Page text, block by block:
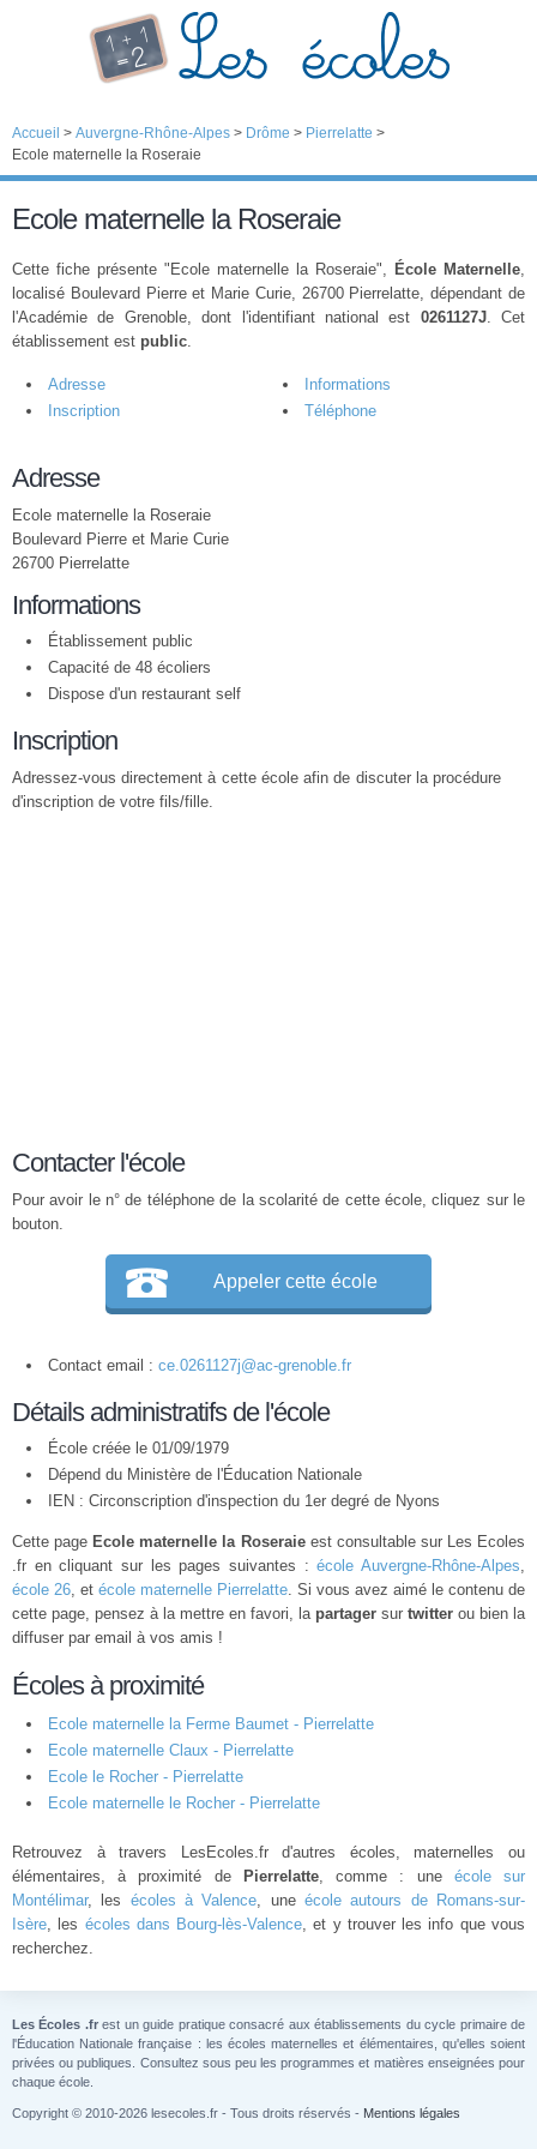
Accueil > Auvergne-Rhône-Alpes > Drôme > Pierrelatte >
Ecole maternelle la Roseraie
Ecole maternelle la Roseraie
Cette fiche présente "Ecole maternelle la Roseraie", École Maternelle,
localisé Boulevard Pierre et Marie Curie, 26700 Pierrelatte, dépendant de
l'Académie de Grenoble, dont l'identifiant national est 0261127J. Cet
établissement est public.
Adresse
Informations
Inscription
Téléphone
Adresse
Ecole maternelle la Roseraie
Boulevard Pierre et Marie Curie
26700 Pierrelatte
Informations
Établissement public
Capacité de 48 écoliers
Dispose d'un restaurant self
Inscription
Adressez-vous directement à cette école afin de discuter la procédure
d'inscription de votre fils/fille.
Contacter l'école
Pour avoir le n° de téléphone de la scolarité de cette école, cliquez sur le
bouton.
Appeler cette école
Contact email : ce.0261127j@ac-grenoble.fr
Détails administratifs de l'école
École créée le 01/09/1979
Dépend du Ministère de l'Éducation Nationale
IEN : Circonscription d'inspection du 1er degré de Nyons
Cette page Ecole maternelle la Roseraieest consultable sur Les Ecoles
.fr en cliquant sur les pages suivantes :école Auvergne-Rhône-Alpes,
école 26, et école maternelle Pierrelatte. Si vous avez aimé le contenu de
cette page, pensez à la mettre en favori, la partager sur twitter ou bien la
diffuser par email à vos amis !
Écoles à proximité
Ecole maternelle la Ferme Baumet - Pierrelatte
Ecole maternelle Claux - Pierrelatte
Ecole le Rocher - Pierrelatte
Ecole maternelle le Rocher - Pierrelatte
Retrouvez à travers LesEcoles.fr d'autres écoles, maternelles ou
élémentaires, à proximité de
Pierrelatte, comme : une école sur
Montélimar, les écoles à Valence, uneécole autours de Romans-sur-
Isère, les écoles dans Bourg-lès-Valence, et y trouver les info que vous
recherchez.
Les Écoles .frest un guide pratique consacré aux établissements du cycle primaire de
l'Éducation Nationale française : les écoles maternelles et élémentaires, qu'elles soient
privées ou publiques. Consultez sous peu les programmes et matières enseignées pour
chaque école.
Copyright © 2010-2026 lesecoles.fr - Tous droits réservés - Mentions légales